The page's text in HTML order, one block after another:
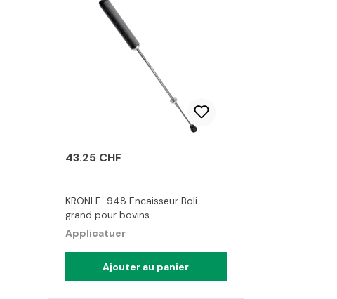
43.25 CHF
KRONI E-948 Encaisseur Boli
grand pour bovins
Applicatuer
Ajouter au panier